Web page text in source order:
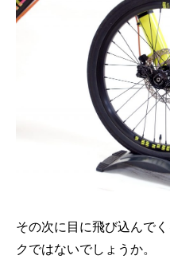
その次に目に飛び込んで
クではないでしょうか。